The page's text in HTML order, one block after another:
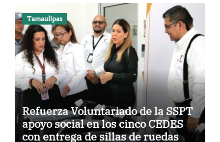
Tamaulipas
Refuerza Voluntariado de la SSPT
apoyo social en los cinco CEDES
con entrega de sillas de ruedas